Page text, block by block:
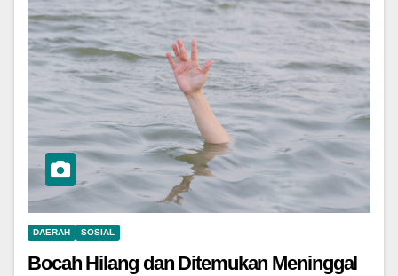
DAERAH SOSIAL
Bocah Hilang dan Ditemukan Meninggal